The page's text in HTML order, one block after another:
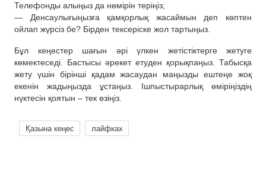
Телефонды алыңыз да нөмірін теріңіз;
— Денсаулығыңызға қамқорлық жасаймын деп көптен
ойлап жүрсіз бе? Бірден тексеріске жол тартыңыз.
Бұл кеңестер шағын әрі үлкен жетістіктерге жетуге
көмектеседі. Бастысы әрекет етуден қорықпаңыз. Табысқа
жету үшін бірінші қадам жасаудан маңызды ештеңе жоқ
екенін жадыңызда ұстаңыз. Ішпыстырарлық өміріңіздің
нүктесін қоятын – тек өзіңіз.
Қазына кеңес лайфках